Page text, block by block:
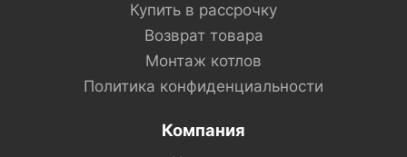
Купить в рассрочку
Возврат товара
Монтаж котлов
Политика конфиденциальности
Компания